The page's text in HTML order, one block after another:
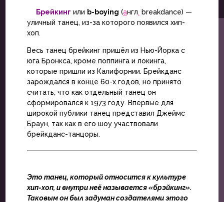
Брейкинг или b-boying (англ. breakdance) —
уличный танец, из-за которого появился хип-
хоп.
Весь танец брейкинг пришёл из Нью-Йорка с
юга Бронкса, кроме поппинга и локинга,
которые пришли из Калифорнии. Брейкданс
зарождался в конце 60-х годов, но принято
считать, что как отдельный танец он
сформировался к 1973 году. Впервые для
широкой публики танец представил Джеймс
Браун, так как в его шоу участвовали
брейкданс-танцоры.
Это танец, который относится к культуре
хип-хоп, и внутри неё называется «брэйкинг».
Таковым он был задуман создателями этого